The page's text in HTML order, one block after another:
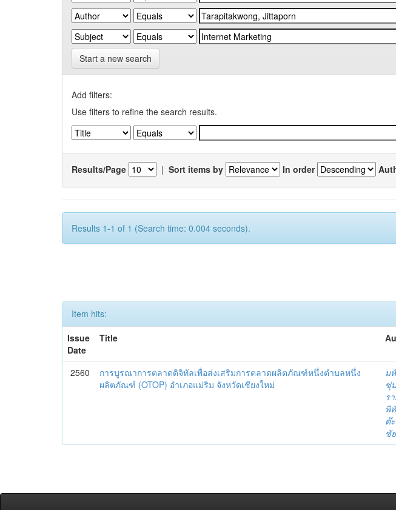
Start a new search
Add filters:
Use filters to refine the search results.
Results/Page | Sort items by In order
Results 1-1 of 1 (Search time: 0.004 seconds).
Item hits:
Issue
Date
Title
2560
การบูรณาการตลาดดิจิทัลเพื่อส่งเสริมการตลาดผลิตภัณฑ์หนึ่งตำบลหนึ่ง
ผลิตภัณฑ์ (OTOP) อำเภอแม่ริม จังหวัดเชียงใหม่
ม
ชุ่
ร
พิ
ต๊
ชั